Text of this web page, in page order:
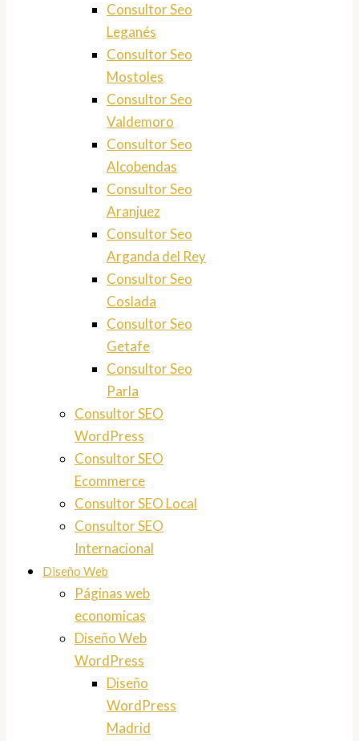
Consultor Seo
Leganés
Consultor Seo
Mostoles
Consultor Seo
Valdemoro
Consultor Seo
Alcobendas
Consultor Seo
Aranjuez
Consultor Seo
Arganda del Rey
Consultor Seo
Coslada
Consultor Seo
Getafe
Consultor Seo
Parla
Consultor SEO
WordPress
Consultor SEO
Ecommerce
Consultor SEO Local
Consultor SEO
Internacional
Diseño Web
Páginas web
economicas
Diseño Web
WordPress
Diseño
WordPress
Madrid